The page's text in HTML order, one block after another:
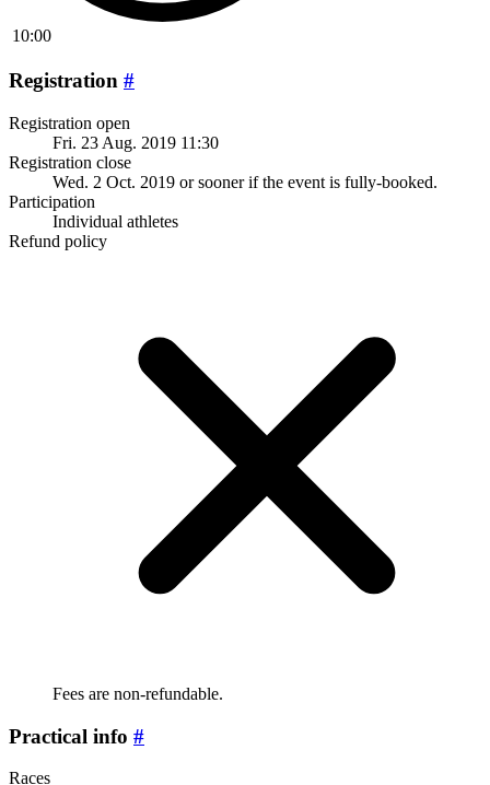
10:00
Registration #
Registration open
Fri. 23 Aug. 2019 11:30
Registration close
Wed. 2 Oct. 2019 or sooner if the event is fully-booked.
Participation
Individual athletes
Refund policy
Fees are non-refundable.
Practical info #
Races